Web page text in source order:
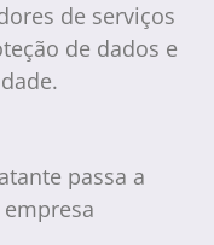
de serviços
de dados e
passa a